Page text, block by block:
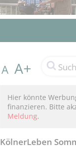
A A+
Hier könnte
finanzieren. Bitte
Meldung.
KölnerLeben